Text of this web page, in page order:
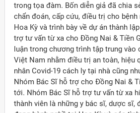
trong tọa đàm. Bốn diễn giả đã chia
chẩn đoán, cấp cứu, điều trị cho bệnh
Hoa Kỳ và trình bày về dự án thành
trợ tư vấn từ xa cho Đồng Nai & Tiền
luận trong chương trình tập trung vào
Việt Nam nhằm điều trị an toàn, hiệu
nhân Covid-19 cách ly tại nhà cũng
Nhóm Bác Sĩ hỗ trợ cho Đồng Nai &
tới. Nhóm Bác Sĩ hỗ trợ tư vấn từ xa
thành viên là những y bác sĩ, dược sĩ,